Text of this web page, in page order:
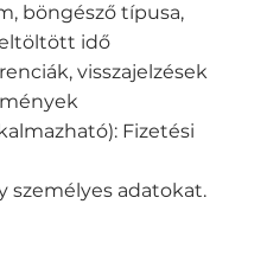
böngésző típusa,
idő
visszajelzések
Fizetési
személyes adatokat.